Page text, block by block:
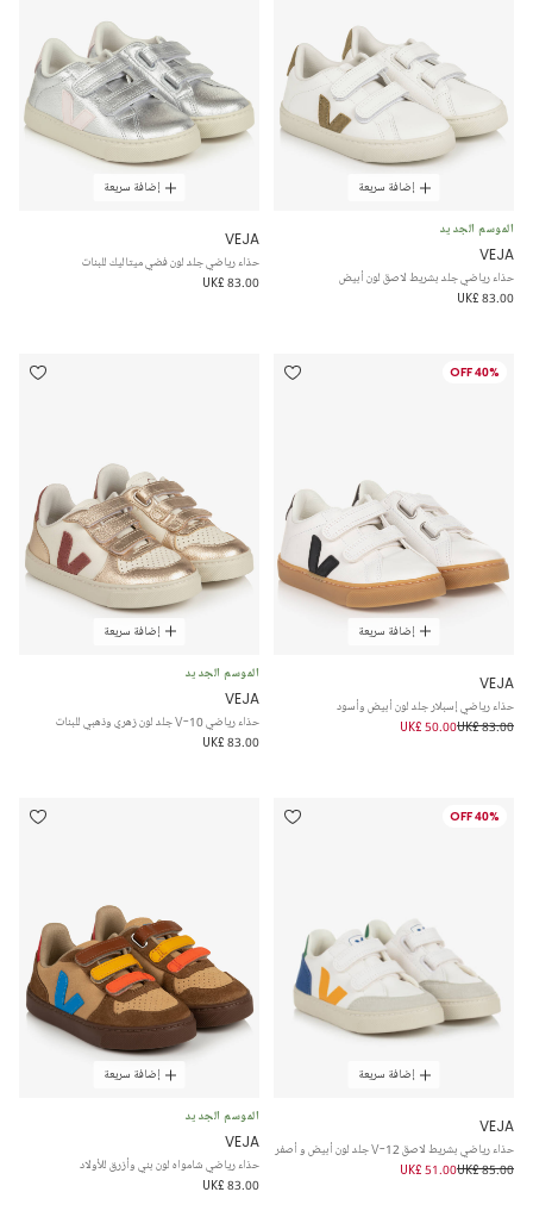
إضافة سريعة
الموسم الجديد
VEJA
حذاء رياضي جلد بشريط لاصق لون أبيض
UK£ 83.00
إضافة سريعة
VEJA
حذاء رياضي جلد لون فضي ميتاليك للبنات
UK£ 83.00
40% OFF
إضافة سريعة
VEJA
حذاء رياضي إسبلار جلد لون أبيض وأسود
UK£ 83.00
UK£ 50.00
إضافة سريعة
الموسم الجديد
VEJA
حذاء رياضي V-10 جلد لون زهري وذهبي للبنات
UK£ 83.00
40% OFF
إضافة سريعة
VEJA
حذاء رياضي بشريط لاصق V-12 جلد لون أبيض و أصفر
UK£ 85.00
UK£ 51.00
إضافة سريعة
الموسم الجديد
VEJA
حذاء رياضي شامواه لون بني وأزرق للأولاد
UK£ 83.00